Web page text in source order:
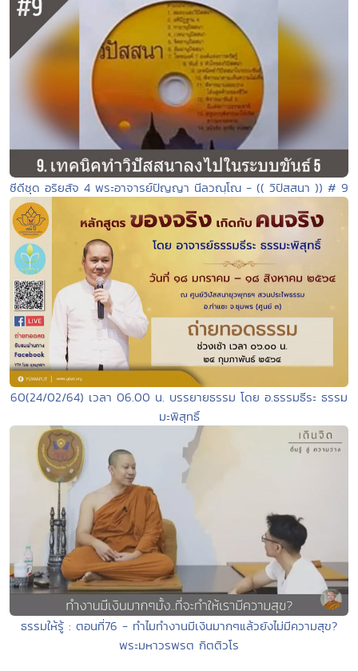
ซีดีชุด อริยสัจ 4 พระอาจารย์ปัญญา นีลวณฺโณ - (( วิปัสสนา )) # 9
60(24/02/64) เวลา 06.00 น. บรรยายธรรม โดย อ.ธรรมธีระ ธรรม
มะพิสุทธิ์
ธรรมให้รู้ : ตอนที่76 - ทำไมทำงานมีเงินมากๆแล้วยังไม่มีความสุข?
พระมหาวรพรต กิตติวโร